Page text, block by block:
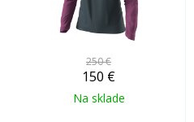
250 €
150 €
Na sklade